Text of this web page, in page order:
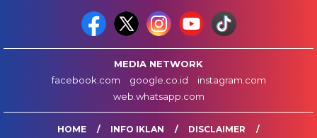
MEDIA NETWORK
facebook.com
google.co.id
instagram.com
web.whatsapp.com
HOME INFO IKLAN
DISCLAIMER